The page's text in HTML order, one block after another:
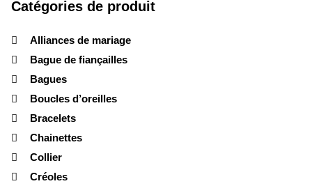
Catégories de produit
Alliances de mariage
Bague de fiançailles
Bagues
Boucles d’oreilles
Bracelets
Chainettes
Collier
Créoles